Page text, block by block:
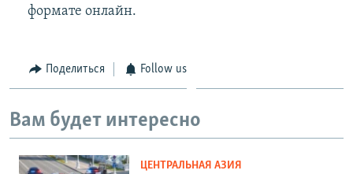
формате онлайн.
Поделиться Follow us
Вам будет интересно
ЦЕНТРАЛЬНАЯ АЗИЯ